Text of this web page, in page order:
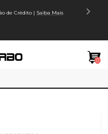
de Crédito | Saiba Mais
0